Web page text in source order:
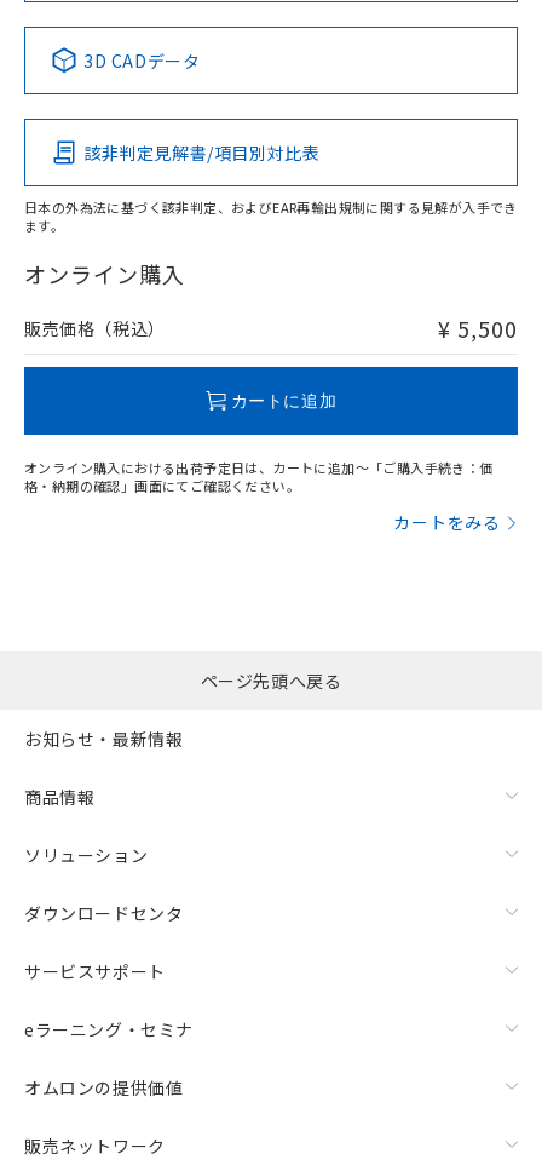
Pb Hg Cd Cr(VI)
O
在庫等で未対応品が混在する可能性があります。
問い合わせください。
Yes No No No
この製品の規格認証/適合状況ページへ
その他の認証はこちらのページからご検索ください
3D CADデータ
該非判定見解書/項目別対比表
日本の外為法に基づく該非判定、およびEAR再輸出規制に関する見解が入手でき
ます。
オンライン購入
販売価格（税込） ¥ 5,500
カートに追加
オンライン購入における出荷予定日は、カートに追加～「ご購入手続き：価
格・納期の確認」画面にてご確認ください。
カートをみる
ページ先頭へ戻る
お知らせ・最新情報
商品情報
ソリューション
ダウンロードセンタ
サービスサポート
eラーニング・セミナ
オムロンの提供価値
販売ネットワーク